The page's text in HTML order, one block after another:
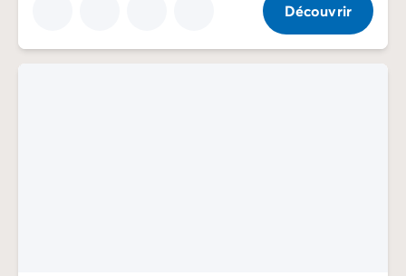
Découvrir